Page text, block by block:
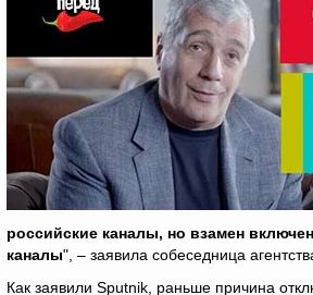
российские каналы, но взамен
каналы", – заявила собеседница
Как заявили Sputnik, раньше причина